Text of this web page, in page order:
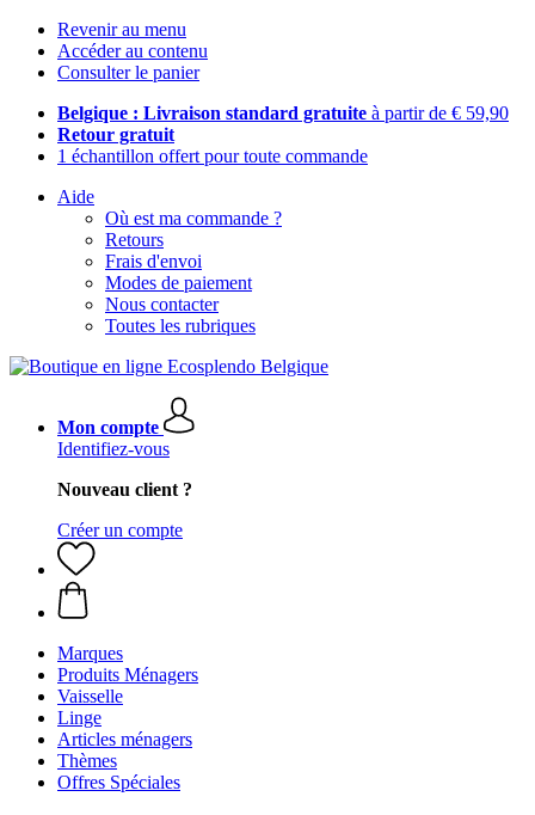
Revenir au menu
Accéder au contenu
Consulter le panier
Belgique : Livraison standard gratuite à partir de € 59,90
Retour gratuit
1 échantillon offert pour toute commande
Aide
Où est ma commande ?
Retours
Frais d'envoi
Modes de paiement
Nous contacter
Toutes les rubriques
Mon compte
Identifiez-vous
Nouveau client ?
Créer un compte
Marques
Produits Ménagers
Vaisselle
Linge
Articles ménagers
Thèmes
Offres Spéciales